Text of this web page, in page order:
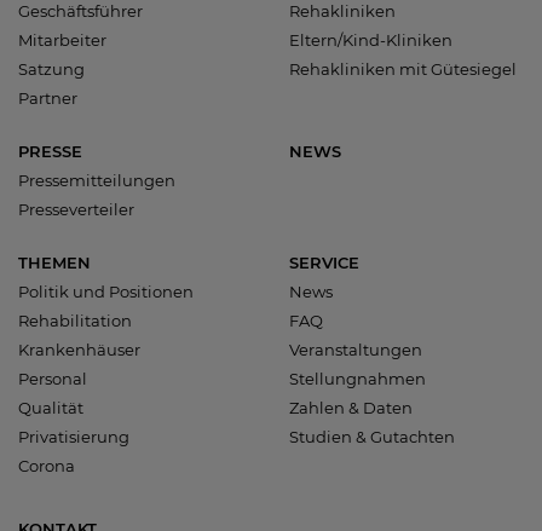
Geschäftsführer
Mitarbeiter
Satzung
Partner
Rehakliniken
Eltern/Kind-Kliniken
Rehakliniken mit Gütesiegel
PRESSE
Pressemitteilungen
Presseverteiler
NEWS
THEMEN
Politik und Positionen
Rehabilitation
Krankenhäuser
Personal
Qualität
Privatisierung
Corona
SERVICE
News
FAQ
Veranstaltungen
Stellungnahmen
Zahlen & Daten
Studien & Gutachten